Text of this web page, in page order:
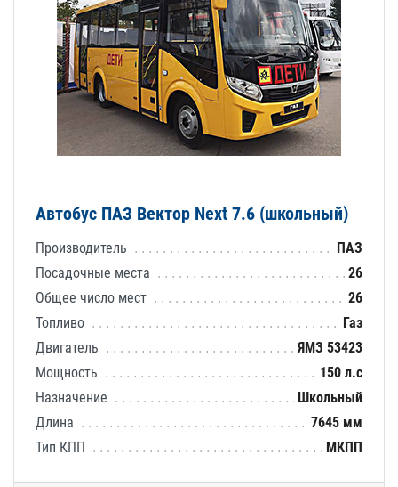
Автобус ПАЗ Вектор Next 7.6 (школьный)
Производитель
ПАЗ
Посадочные места
26
Общее число мест
26
Топливо
Газ
Двигатель
ЯМЗ 53423
Мощность
150 л.с
Назначение
Школьный
Длина
7645 мм
Тип КПП
МКПП